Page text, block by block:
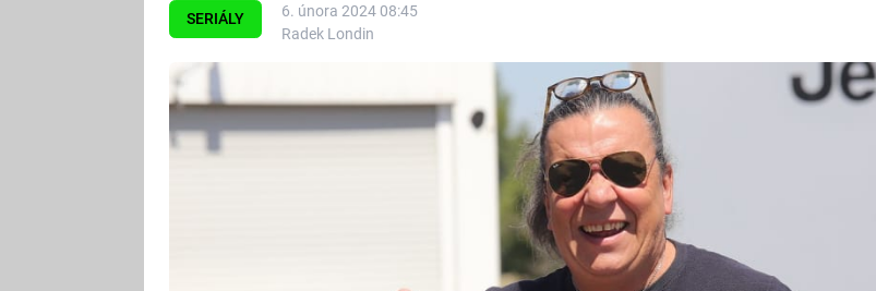
SERIÁLY
6. února 2024 08:45
Radek Londin